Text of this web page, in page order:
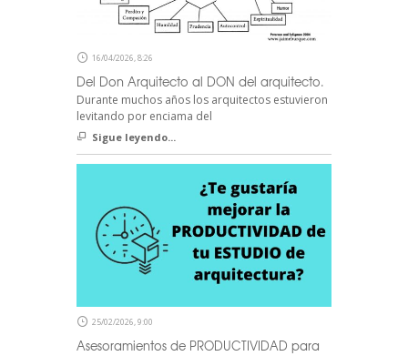
16/04/2026, 8:26
Del Don Arquitecto al DON del arquitecto.
Durante muchos años los arquitectos estuvieron
levitando por enciama del
Sigue leyendo...
25/02/2026, 9:00
Asesoramientos de PRODUCTIVIDAD para